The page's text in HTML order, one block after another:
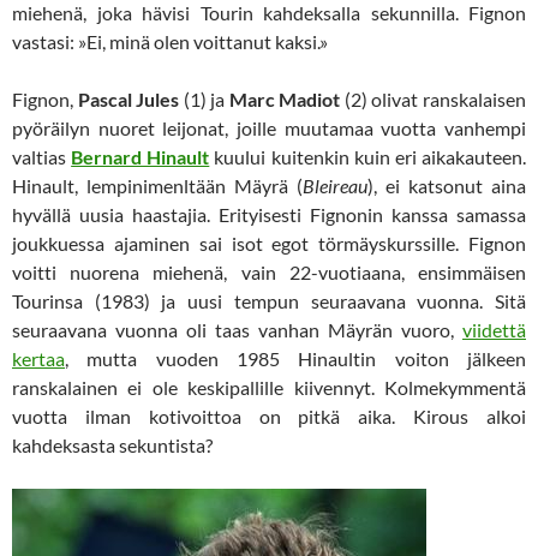
miehenä, joka hävisi Tourin kahdeksalla sekunnilla. Fignon
vastasi: »Ei, minä olen voittanut kaksi.»
Fignon, Pascal Jules (1) ja Marc Madiot (2) olivat ranskalaisen
pyöräilyn nuoret leijonat, joille muutamaa vuotta vanhempi
valtias Bernard Hinault kuului kuitenkin kuin eri aikakauteen.
Hinault, lempinimenltään Mäyrä (Bleireau), ei katsonut aina
hyvällä uusia haastajia. Erityisesti Fignonin kanssa samassa
joukkuessa ajaminen sai isot egot törmäyskurssille. Fignon
voitti nuorena miehenä, vain 22-vuotiaana, ensimmäisen
Tourinsa (1983) ja uusi tempun seuraavana vuonna. Sitä
seuraavana vuonna oli taas vanhan Mäyrän vuoro, viidettä
kertaa, mutta vuoden 1985 Hinaultin voiton jälkeen
ranskalainen ei ole keskipallille kiivennyt. Kolmekymmentä
vuotta ilman kotivoittoa on pitkä aika. Kirous alkoi
kahdeksasta sekuntista?